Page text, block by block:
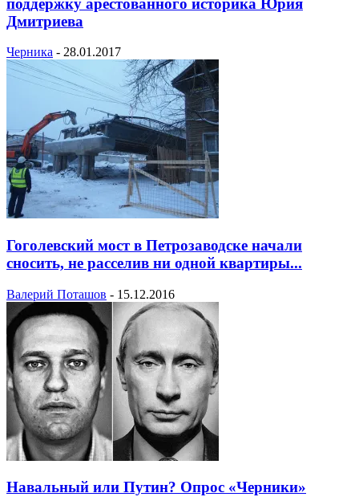
Дмитриева
Черника - 28.01.2017
Гоголевский мост в Петрозаводске начали
сносить, не расселив ни одной квартиры...
Валерий Поташов - 15.12.2016
Навальный или Путин? Опрос «Черники»